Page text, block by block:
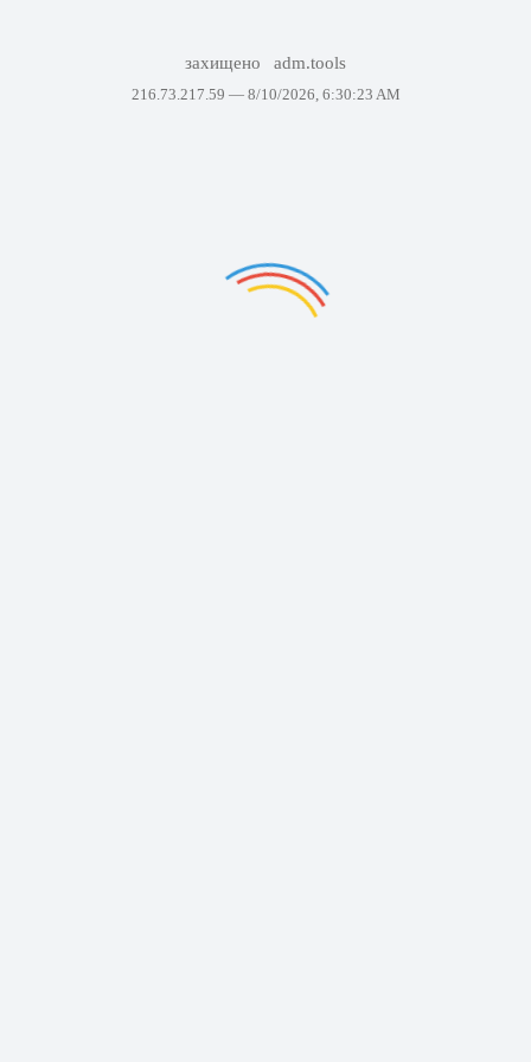
захищено adm.tools
216.73.217.59 — 8/10/2026, 6:30:23 AM